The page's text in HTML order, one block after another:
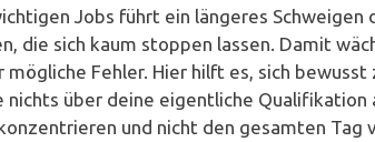
Jobs führt ein längeres Schweigen
die sich kaum stoppen lassen. Damit
mögliche Fehler. Hier hilft es, sich
nichts über deine eigentliche Qualifikation
und nicht den gesamten Tag